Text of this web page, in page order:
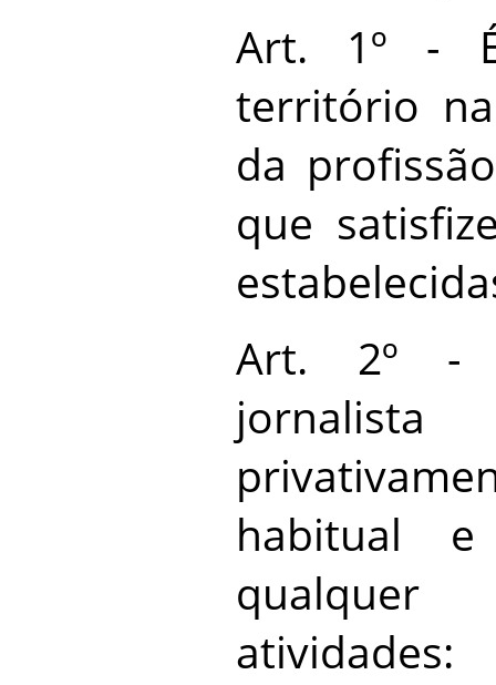
Art. 1º -
território
da
que
Art. 2º -
habitual
qualquer
atividades: